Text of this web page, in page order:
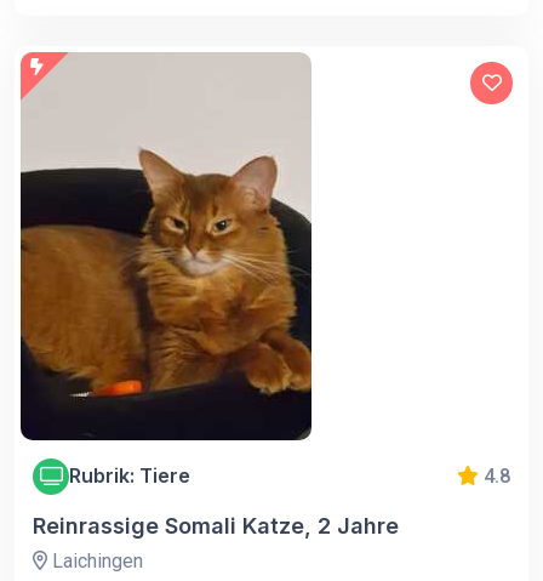
Rubrik: Tiere 4.8
Reinrassige Somali Katze, 2 Jahre
Laichingen